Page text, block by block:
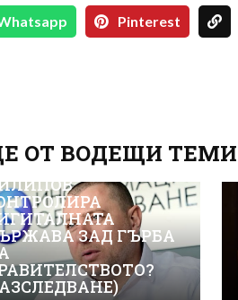
Pinterest
ОТ ВОДЕЩИ ТЕМИ
КАК ИВАЙЛО
ЗАД ГЪРБА